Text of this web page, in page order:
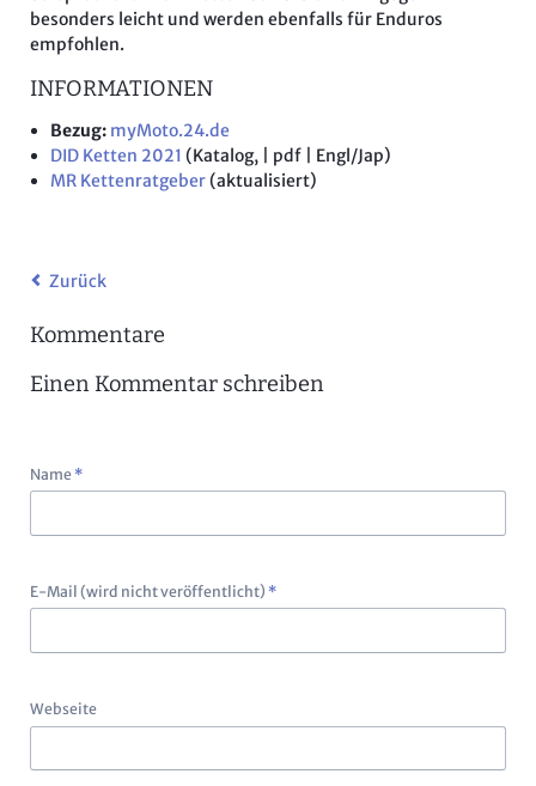
besonders leicht und werden ebenfalls für Enduros
empfohlen.
INFORMATIONEN
Bezug: myMoto.24.de
DID Ketten 2021 (Katalog, | pdf | Engl/Jap)
MR Kettenratgeber(aktualisiert)
Zurück
Kommentare
Einen Kommentar schreiben
Pflichtfeld
Name *
Pflichtfeld
E-Mail (wird nicht veröffentlicht) *
Webseite